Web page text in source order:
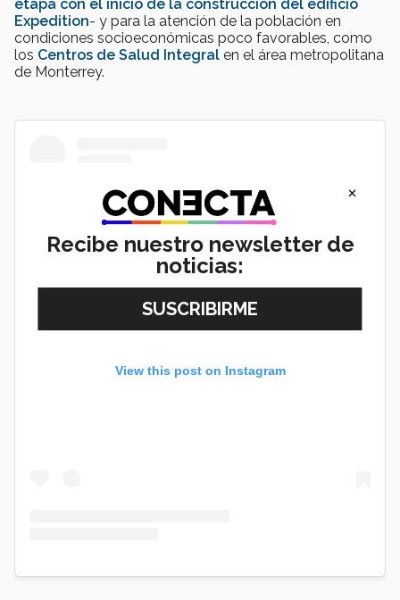
etapa con el inicio de la construcción del edificio
Expedition- y para la atención de la población en
condiciones socioeconómicas poco favorables, como
los Centros de Salud Integral en el área metropolitana
de Monterrey.
View this post on Instagram
×
Recibe nuestro newsletter de
noticias: